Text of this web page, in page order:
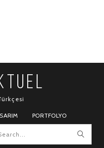
PORTFOLYO